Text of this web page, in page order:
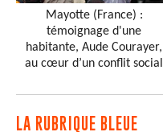
Mayotte (France) :
témoignage d'une
habitante, Aude Courayer,
au cœur d’un conflit social
LA RUBRIQUE BLEUE